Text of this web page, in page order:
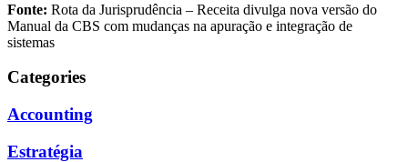
Fonte: Rota da Jurisprudência – Receita divulga nova versão do
Manual da CBS com mudanças na apuração e integração de
sistemas
Categories
Accounting
Estratégia